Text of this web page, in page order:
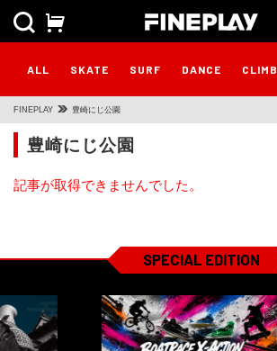
ALL SKATE SURF DANCE CLIMB
FINEPLAY 豊崎にじ公園
豊崎にじ公園
記事が取得できませんでした。
SPECIAL EDITION